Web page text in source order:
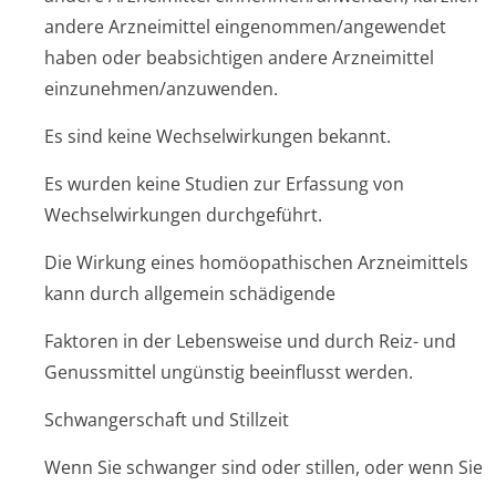
andere Arzneimittel eingenommen/an­gewendet
haben oder beabsichtigen andere Arzneimittel
einzunehmen/an­zuwenden.
Es sind keine Wechselwirkungen bekannt.
Es wurden keine Studien zur Erfassung von
Wechselwirkungen durchgeführt.
Die Wirkung eines homöopathischen Arzneimittels
kann durch allgemein schädigende
Faktoren in der Lebensweise und durch Reiz- und
Genussmittel ungünstig beeinflusst werden.
Schwangerschaft und Stillzeit
Wenn Sie schwanger sind oder stillen, oder wenn Sie